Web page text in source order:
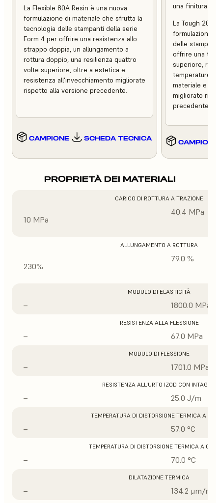
La Flexible 80A Resin è una nuova
formulazione di materiale che sfrutta la
tecnologia delle stampanti della serie
Form 4 per offrire una resistenza allo
strappo doppia, un allungamento a
rottura doppio, una resilienza quattro
volte superiore, oltre a estetica e
resistenza all'invecchiamento migliorate
rispetto alla versione precedente.
CAMPIONE SCHEDA TECNICA
una finitura
La Tough 2000
formulazione
delle
offrire una
superiore,
temperature,
materiale e un
migliorato
precedente.
CAMPIONE
PROPRIETÀ DEI MATERIALI
CARICO DI ROTTURA A TRAZIONE
10 MPa
40.4 MPa
ALLUNGAMENTO A ROTTURA
230%
79.0 %
MODULO DI ELASTICITÀ
– 1800.0 MPa
RESISTENZA ALLA FLESSIONE
– 67.0 MPa
MODULO DI FLESSIONE
– 1701.0 MPa
RESISTENZA ALL'URTO IZOD CON INTAGLIO
– 25.0 J/m
TEMPERATURA DI DISTORSIONE TERMICA A 1,8
– 57.0 °C
TEMPERATURA DI DISTORSIONE TERMICA A 0,45
– 70.0 °C
DILATAZIONE TERMICA
– 134.2 μm/m/